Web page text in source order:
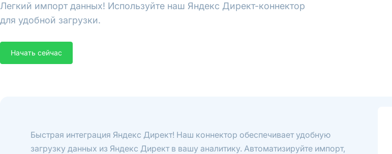
Легкий импорт данных! Используйте наш Яндекс Директ-коннектор
для удобной загрузки.
Начать сейчас
Быстрая интеграция Яндекс Директ! Наш коннектор обеспечивает удобную
загрузку данных из Яндекс Директ в вашу аналитику. Автоматизируйте импорт,